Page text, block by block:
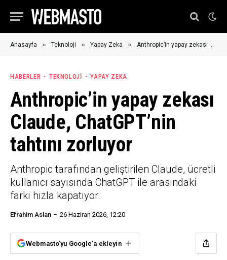
Anasayfa » Teknoloji » Yapay Zeka » Anthropic’in yapay zekası Claude, ChatGPT’nin tahtını zorluyor
HABERLER TEKNOLOJI YAPAY ZEKA
Anthropic’in yapay zekası
Claude, ChatGPT’nin
tahtını zorluyor
Anthropic tarafından geliştirilen Claude, ücretli
kullanıcı sayısında ChatGPT ile arasındaki
farkı hızla kapatıyor.
Efrahim Aslan 26 Haziran 2026, 12:20
Webmasto'yu Google'a ekleyin